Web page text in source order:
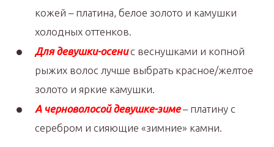
кожей – платина, белое золото и камушки
холодных оттенков.
Для девушки-осени с веснушками и копной
рыжих волос лучше выбрать красное/желтое
золото и яркие камушки.
А черноволосой девушке-зиме– платину с
серебром и сияющие «зимние» камни.